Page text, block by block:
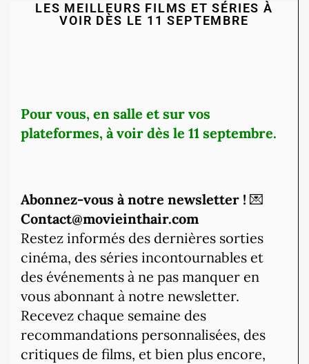
LES MEILLEURS FILMS ET SÉRIES À
VOIR DÈS LE 11 SEPTEMBRE
Pour vous, en salle et sur vos
plateformes, à voir dès le 11 septembre.
Abonnez-vous à notre newsletter ! 💌
Contact@movieinthair.com
Restez informés des dernières sorties
cinéma, des séries incontournables et
des événements à ne pas manquer en
vous abonnant à notre newsletter.
Recevez chaque semaine des
recommandations personnalisées, des
critiques de films, et bien plus encore,